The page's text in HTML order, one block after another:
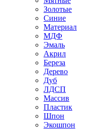
Золотые
Синие
Материал
МДФ
Эмаль
Акрил
Береза
Дерево
Дуб
ЛДСП
Массив
Пластик
Шпон
Экошпон